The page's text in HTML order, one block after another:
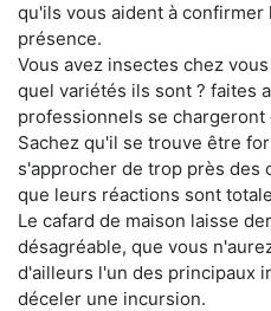
qu'ils vous aident à confirmer
présence.
Vous avez insectes chez
quel variétés ils sont ? faites
professionnels se chargeront
Sachez qu'il se trouve être
s'approcher de trop près des
que leurs réactions sont
Le cafard de maison laisse
désagréable, que vous
d'ailleurs l'un des principaux
déceler une incursion.